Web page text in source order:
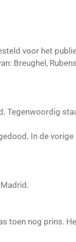
voor het
Breughel,
Tegenwoordig
In de vorige
toen nog prins.